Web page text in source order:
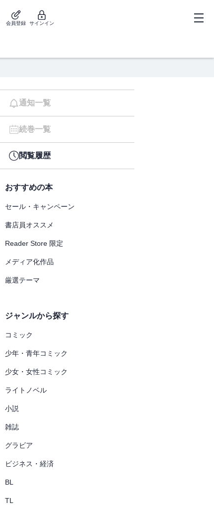
会員登録 サインイン
通知一覧
続巻一覧
閲覧履歴
おすすめの本
セール・キャンペーン
書店員オススメ
Reader Store 限定
メディア化作品
厳選テーマ
ジャンルから探す
コミック
少年・青年コミック
少女・女性コミック
ライトノベル
小説
雑誌
グラビア
ビジネス・経済
BL
TL